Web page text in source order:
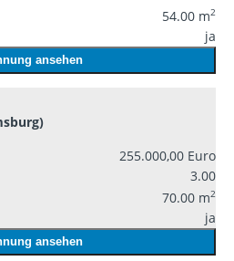
54.00 m2
ja
ansehen
255.000,00 Euro
3.00
70.00 m2
ja
ansehen